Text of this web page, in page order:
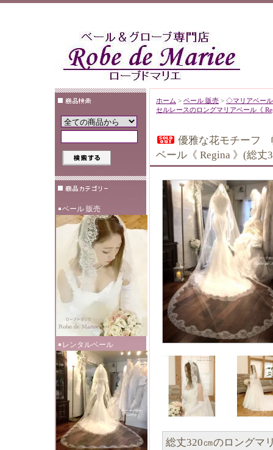
ベール 販売
レンタルベール
ホーム > ベール 販売 > ◇マリアベー
セルレースのロングマリアベール《
優雅な花モチーフ
ベール《 Regina 》(総丈
総丈320㎝のロングマ